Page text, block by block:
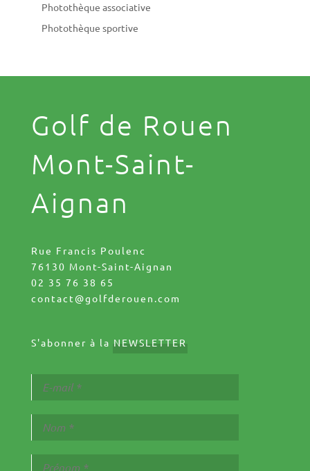
Photothèque associative
Photothèque sportive
Golf de Rouen
Mont-Saint-
Aignan
Rue Francis Poulenc
76130 Mont-Saint-Aignan
02 35 76 38 65
contact@golfderouen.com
S'abonner à la NEWSLETTER